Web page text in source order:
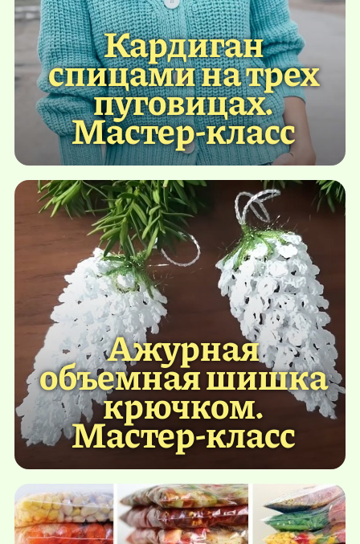
Кардиган
спицами на трех
пуговицах.
Мастер-класс
Ажурная
объемная шишка
крючком.
Мастер-класс